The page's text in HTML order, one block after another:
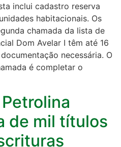
inclui cadastro reserva
habitacionais. Os
chamada da lista de
Dom Avelar I têm até 16
necessária. O
é completar o
de mil títulos